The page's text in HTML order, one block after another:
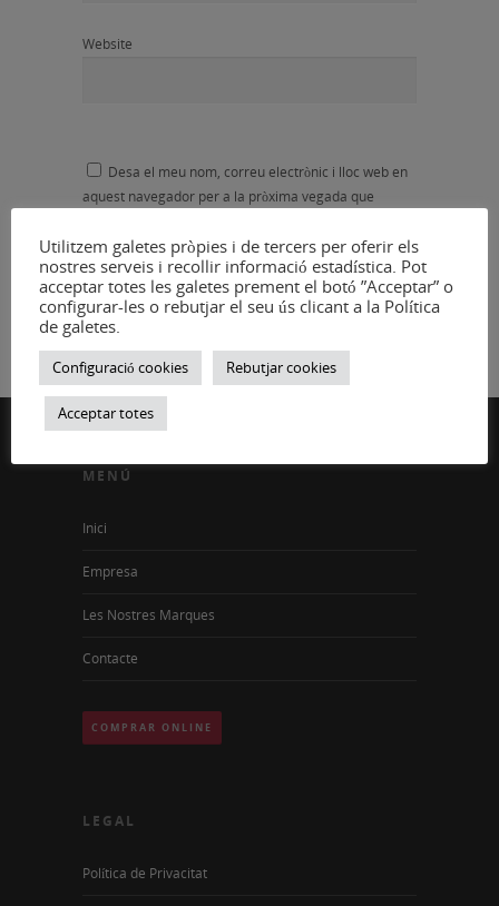
Website
Desa el meu nom, correu electrònic i lloc web en
aquest navegador per a la pròxima vegada que
MENÚ
Inici
Empresa
Les Nostres Marques
Contacte
COMPRAR ONLINE
LEGAL
Política de Privacitat
Utilitzem galetes pròpies i de tercers per oferir els
nostres serveis i recollir informació estadística. Pot
acceptar totes les galetes prement el botó ”Acceptar” o
configurar-les o rebutjar el seu ús clicant a la Política
de galetes.
Configuració cookies Rebutjar cookies
Acceptar totes